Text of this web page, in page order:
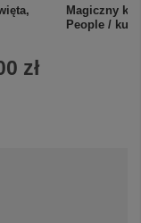
zł
Magiczny
People /